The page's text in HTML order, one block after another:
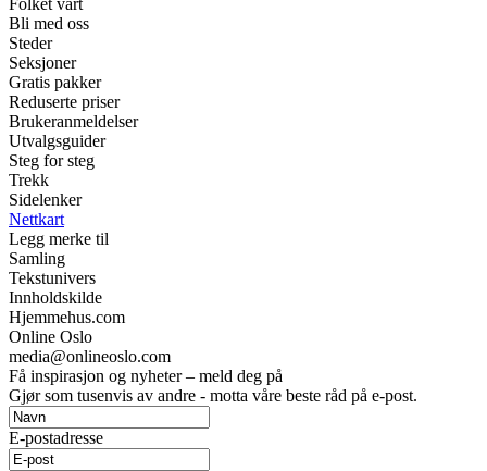
Folket vårt
Bli med oss
Steder
Seksjoner
Gratis pakker
Reduserte priser
Brukeranmeldelser
Utvalgsguider
Steg for steg
Trekk
Sidelenker
Nettkart
Legg merke til
Samling
Tekstunivers
Innholdskilde
Hjemmehus.com
Online Oslo
media@onlineoslo.com
Få inspirasjon og nyheter – meld deg på
Gjør som tusenvis av andre - motta våre beste råd på e-post.
E-postadresse